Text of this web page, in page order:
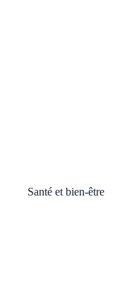
Santé et bien-être